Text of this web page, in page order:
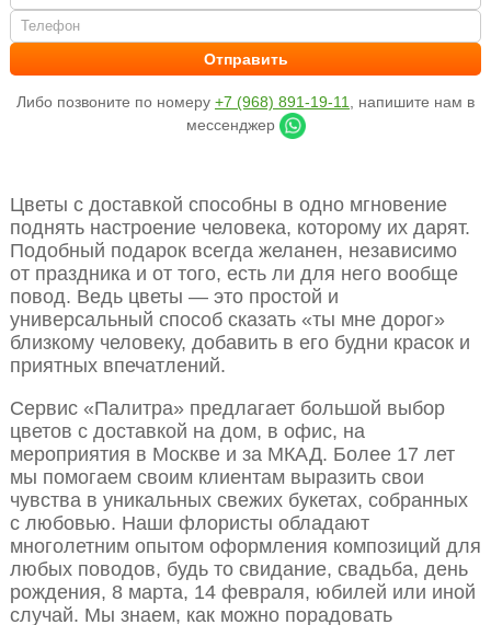
Либо позвоните по номеру +7 (968) 891-19-11
, напишите нам в
мессенджер
Цветы с доставкой способны в одно мгновение
поднять настроение человека, которому их дарят.
Подобный подарок всегда желанен, независимо
от праздника и от того, есть ли для него вообще
повод. Ведь цветы — это простой и
универсальный способ сказать «ты мне дорог»
близкому человеку, добавить в его будни красок и
приятных впечатлений.
Сервис «Палитра» предлагает большой выбор
цветов с доставкой на дом, в офис, на
мероприятия в Москве и за МКАД. Более 17 лет
мы помогаем своим клиентам выразить свои
чувства в уникальных свежих букетах, собранных
с любовью. Наши флористы обладают
многолетним опытом оформления композиций для
любых поводов, будь то свидание, свадьба, день
рождения, 8 марта, 14 февраля, юбилей или иной
случай. Мы знаем, как можно порадовать